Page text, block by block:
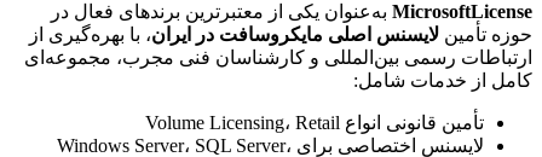
MicrosoftLicense به‌عنوان یکی از معتبرترین برندهای فعال در
حوزه تأمین لایسنس اصلی مایکروسافت در ایران، با بهره‌گیری از
ارتباطات رسمی بین‌المللی و کارشناسان فنی مجرب، مجموعه‌ای
کامل از خدمات شامل:
تأمین قانونی انواع Volume Licensing، Retail
لایسنس اختصاصی برای Windows Server، SQL Server،